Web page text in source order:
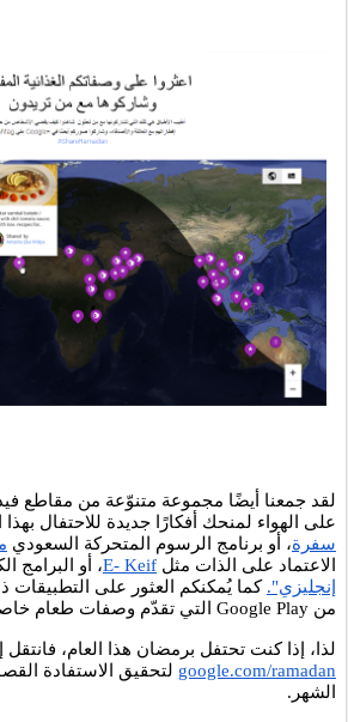
على الهواء لمنحك أفكارًا جديدة للاحتفال
سفرة، أو برنامج الرسوم المتحركة السعودي
الاعتماد على الذات مثل E- Keif، أو البرامج
إنجليزي".
من Google Play التي تقدّم وصفات طعام خاصة للإفطار أو السحور.
لذا، إذا كنت تحتفل برمضان هذا العام، فانتقل
google.com/ramadan
الشهر.